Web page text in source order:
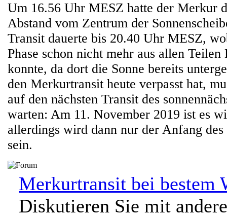
Um 16.56 Uhr MESZ hatte der Merkur
Abstand vom Zentrum der
Transit dauerte bis 20.40 Uhr MESZ,
Phase schon nicht mehr aus allen Teilen
konnte, da dort die Sonne bereits
den Merkurtransit heute verpasst hat,
auf den nächsten Transit des
warten: Am 11. November 2019 ist es
allerdings wird dann nur der Anfang des
sein.
Merkurtransit bei bestem
Diskutieren Sie mit